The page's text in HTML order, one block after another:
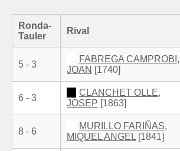
Ronda-
Tauler
Rival
5 - 3
FABREGA CAMPROBI,
JOAN [1740]
6 - 3
CLANCHET OLLE,
JOSEP [1863]
8 - 6
MURILLO FARIÑAS,
MIQUEL ANGEL [1841]